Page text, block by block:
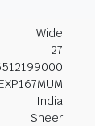
Wide
27
India
Sheer